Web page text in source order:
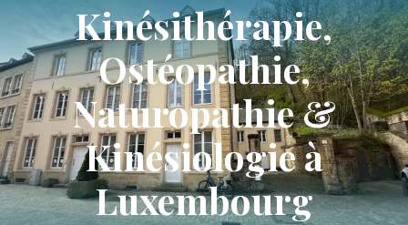
Kinésithérapie,
Ostéopathie,
Naturopathie &
Kinésiologie à
Luxembourg